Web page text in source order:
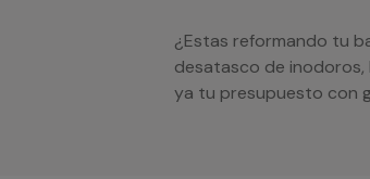
¿Estas reformando tu
desatasco de inodoros,
ya tu presupuesto con